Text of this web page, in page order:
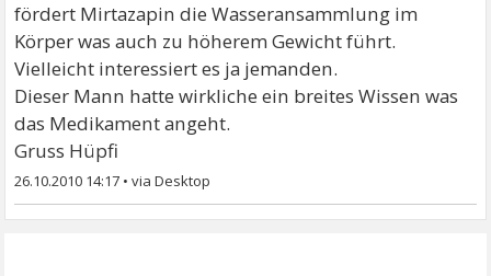
fördert Mirtazapin die Wasseransammlung im
Körper was auch zu höherem Gewicht führt.
Vielleicht interessiert es ja jemanden.
Dieser Mann hatte wirkliche ein breites Wissen was
das Medikament angeht.
Gruss Hüpfi
26.10.2010 14:17 •